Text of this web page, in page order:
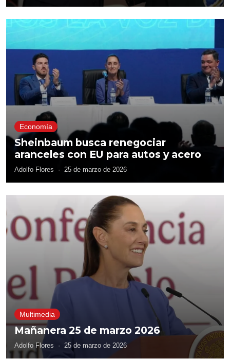
Economía
Sheinbaum busca renegociar
aranceles con EU para autos y acero
Adolfo Flores · 25 de marzo de 2026
Multimedia
Mañanera 25 de marzo 2026
Adolfo Flores · 25 de marzo de 2026